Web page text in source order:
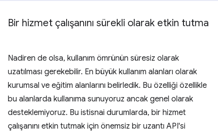
Bir hizmet çalışanını sürekli olarak etkin tutma
Nadiren de olsa, kullanım ömrünün süresiz olarak
uzatılması gerekebilir. En büyük kullanım alanları olarak
kurumsal ve eğitim alanlarını belirledik. Bu özelliği özellikle
bu alanlarda kullanıma sunuyoruz ancak genel olarak
desteklemiyoruz. Bu istisnai durumlarda, bir hizmet
çalışanını etkin tutmak için önemsiz bir uzantı API'si